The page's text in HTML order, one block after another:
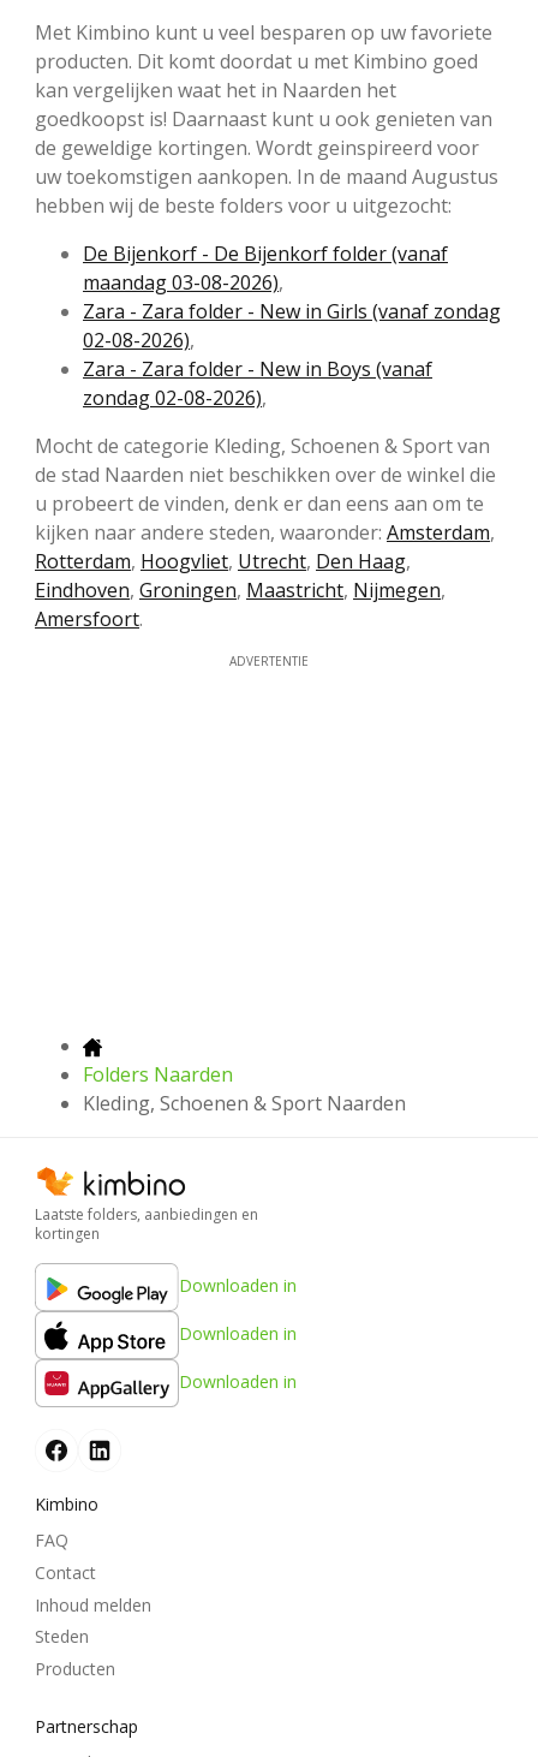
Met Kimbino kunt u veel besparen op uw favoriete
producten. Dit komt doordat u met Kimbino goed
kan vergelijken waat het in Naarden het
goedkoopst is! Daarnaast kunt u ook genieten van
de geweldige kortingen. Wordt geinspireerd voor
uw toekomstigen aankopen. In de maand Augustus
hebben wij de beste folders voor u uitgezocht:
De Bijenkorf - De Bijenkorf folder (vanaf
maandag 03-08-2026),
Zara - Zara folder - New in Girls (vanaf zondag
02-08-2026),
Zara - Zara folder - New in Boys (vanaf
zondag 02-08-2026),
Mocht de categorie Kleding, Schoenen & Sport van
de stad Naarden niet beschikken over de winkel die
u probeert de vinden, denk er dan eens aan om te
kijken naar andere steden, waaronder: Amsterdam,
Rotterdam, Hoogvliet, Utrecht, Den Haag,
Eindhoven, Groningen, Maastricht, Nijmegen,
Amersfoort.
ADVERTENTIE
Folders Naarden
Kleding, Schoenen & Sport Naarden
Laatste folders, aanbiedingen en
kortingen
Downloaden in
Downloaden in
Downloaden in
Kimbino
FAQ
Contact
Inhoud melden
Steden
Producten
Partnerschap